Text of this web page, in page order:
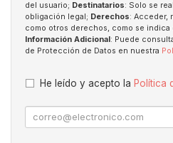
del usuario; Destinatarios: Solo se
obligación legal; Derechos: Acceder,
como otros derechos, como se
Información Adicional : Puede
de Protección de Datos en nuestra
He leído y acepto la Política